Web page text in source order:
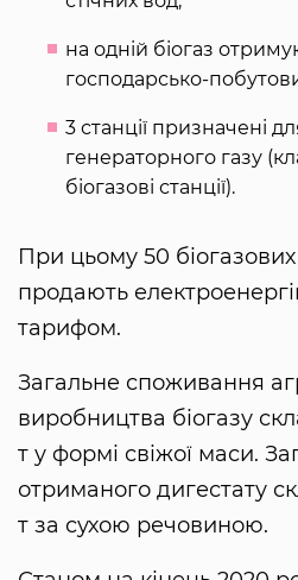
на одній біогаз
господарсько-
3 станції призначені
генераторного газу
біогазові станції).
При цьому 50
продають
тарифом.
Загальне споживання
виробництва біогазу
т у формі свіжої маси.
отриманого дигестату
т за сухою речовиною.